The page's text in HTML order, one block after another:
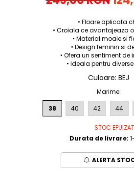
• Floare aplicata
• Croiala ce avantajeaza
• Material moale si
• Design feminin si
• Ofera un sentiment de
• Ideala pentru
Culoare: BEJ
Marime:
38
40 42 44
STOC EPUIZAT
Durata de livrare:
ALERTA